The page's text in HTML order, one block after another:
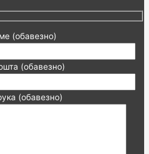
(обавезно)
(обавезно)
(обавезно)